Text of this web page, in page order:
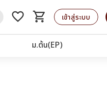
favorite_border shopping_cart
รถเข็น เข้าสู่ระบบ
ม.ต้น(EP)